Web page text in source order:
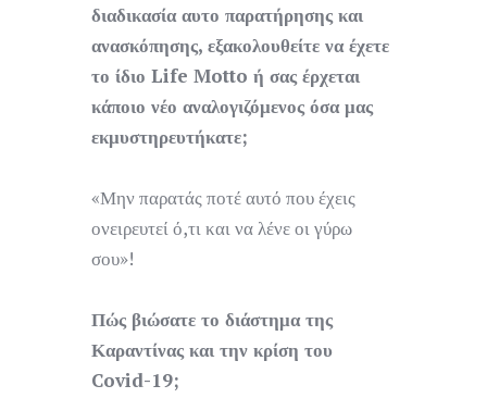
διαδικασία αυτο παρατήρησης και
ανασκόπησης, εξακολουθείτε να έχετε
το ίδιο Life Motto ή σας έρχεται
κάποιο νέο αναλογιζόμενος όσα μας
εκμυστηρευτήκατε;
«Μην παρατάς ποτέ αυτό που έχεις
ονειρευτεί ό,τι και να λένε οι γύρω
σου»!
Πώς βιώσατε το διάστημα της
Καραντίνας και την κρίση του
Covid-19;